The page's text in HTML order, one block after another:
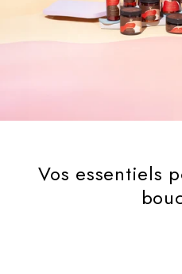
Vos essentiels